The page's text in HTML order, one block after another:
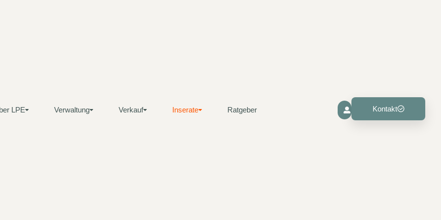
LPE Verwaltung Verkauf Inserate Ratgeber Kontakt